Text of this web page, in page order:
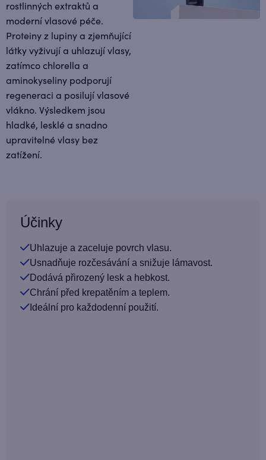
rostlinných extraktů a
moderní vlasové péče.
Proteiny z lupiny a zjemňující
látky vyživují a uhlazují vlasy,
zatímco chlorella a
aminokyseliny podporují
regeneraci a posilují vlasové
vlákno. Výsledkem jsou
hladké, lesklé a snadno
upravitelné vlasy bez
zatížení.
Účinky
Uhlazuje a zaceluje povrch vlasu.
Usnadňuje rozčesávání a snižuje lámavost.
Dodává přirozený lesk a hebkost.
Chrání před krepatěním a teplem.
Ideální pro každodenní použití.